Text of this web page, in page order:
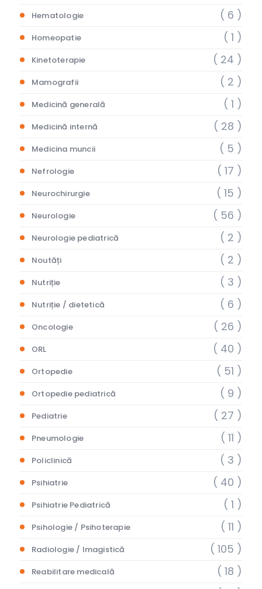
Hematologie ( 6 )
Homeopatie ( 1 )
Kinetoterapie ( 24 )
Mamografii ( 2 )
Medicină generală ( 1 )
Medicină internă ( 28 )
Medicina muncii ( 5 )
Nefrologie ( 17 )
Neurochirurgie ( 15 )
Neurologie ( 56 )
Neurologie pediatrică ( 2 )
Noutăți ( 2 )
Nutriție ( 3 )
Nutriție / dietetică ( 6 )
Oncologie ( 26 )
ORL ( 40 )
Ortopedie ( 51 )
Ortopedie pediatrică ( 9 )
Pediatrie ( 27 )
Pneumologie ( 11 )
Policlinică ( 3 )
Psihiatrie ( 40 )
Psihiatrie Pediatrică ( 1 )
Psihologie / Psihoterapie ( 11 )
Radiologie / Imagistică ( 105 )
Reabilitare medicală ( 18 )